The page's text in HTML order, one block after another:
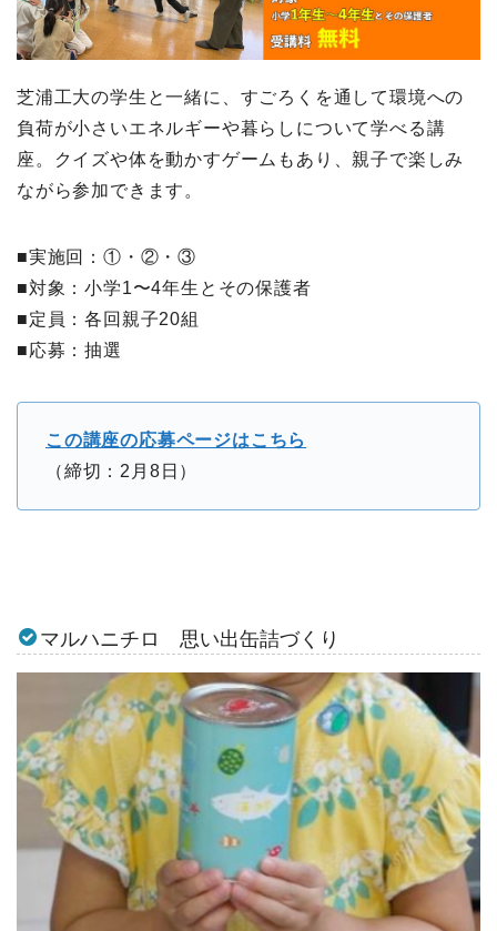
芝浦工大の学生と一緒に、すごろくを通して環境への
負荷が小さいエネルギーや暮らしについて学べる講
座。クイズや体を動かすゲームもあり、親子で楽しみ
ながら参加できます。
■実施回：①・②・③
■対象：小学1〜4年生とその保護者
■定員：各回親子20組
■応募：抽選
この講座の応募ページはこちら
（締切：2月8日）
マルハニチロ 思い出缶詰づくり